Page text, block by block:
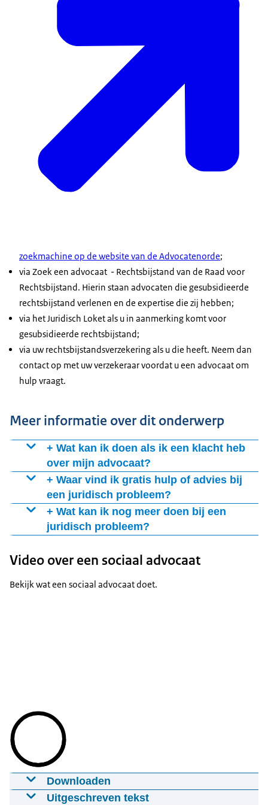
zoekmachine op de website van de Advocatenorde;
via Zoek een advocaat - Rechtsbijstand van de Raad voor
Rechtsbijstand. Hierin staan advocaten die gesubsidieerde
rechtsbijstand verlenen en de expertise die zij hebben;
via het Juridisch Loket als u in aanmerking komt voor
gesubsidieerde rechtsbijstand;
via uw rechtsbijstandsverzekering als u die heeft. Neem dan
contact op met uw verzekeraar voordat u een advocaat om
hulp vraagt.
Meer informatie over dit onderwerp
+ Wat kan ik doen als ik een klacht heb
over mijn advocaat?
Een klacht over een advocaat bespreekt u eerst met uw
advocaat zelf. Komt u samen niet tot een oplossing?
Dan kunt u een klacht indienen over een advocaat
+ Waar vind ik gratis hulp of advies bij
een juridisch probleem?
Bij een juridische vraag of probleem kunt ugratis
informatie en in sommige gevallen gratis advies en hulp
+ Wat kan ik nog meer doen bij een
juridisch probleem?
Hulp van een mediator
Bekijk alle mogelijkheden
Video over een sociaal advocaat
Bekijk wat een sociaal advocaat doet.
Downloaden
Video over een advocaat
Uitgeschreven tekst